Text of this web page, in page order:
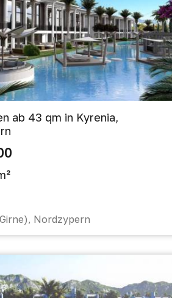
ab 43 qm in Kyrenia,
Nordzypern